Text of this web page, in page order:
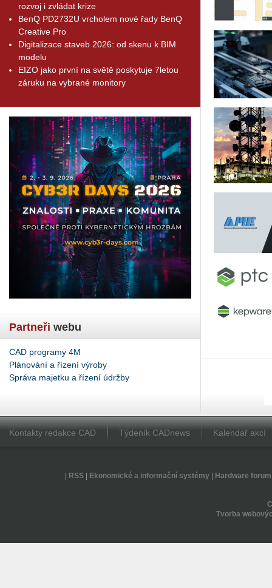
rozvoj i zvládat krize
BenQ PD2732U vrcholem nové řady BenQ
Creative Pro
Digitalizace staveb 2026: od skenu k BIM
modelu
EIZO jako první na světě poskytuje 7letou
záruku na vybrané monitory
Partneři webu
CAD programy 4M
Plánování a řízení výroby
Správa majetku a řízení údržby
Kontakty redakce CAD Týdeník CADnews Kalendář akcí
RSS| Ekonomické a informační systémy| Hardware forum
Tvorba